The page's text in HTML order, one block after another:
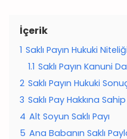
İçerik
1 Saklı Payın Hukuki
1.1 Saklı Payın Kanuni
2 Saklı Payın Hukuki
3 Saklı Pay Hakkına
4 Alt Soyun Saklı Payı
5 Ana Babanın Saklı